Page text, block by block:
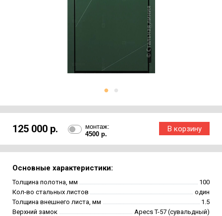
125 000 р.
монтаж:
4500 р.
Основные характеристики:
Толщина полотна, мм
100
Кол-во стальных листов
один
Толщина внешнего листа, мм
1.5
Верхний замок
Apecs T-57 (сувальдный)